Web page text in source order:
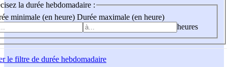
la durée hebdomadaire :
minimale (en heure) Durée maximale (en heure)
heures
le filtre de durée hebdomadaire